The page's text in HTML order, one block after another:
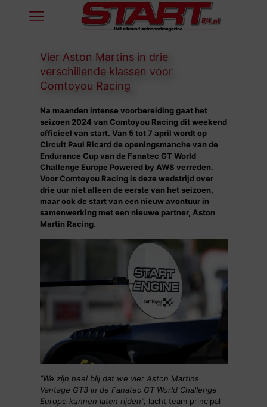
Vier Aston Martins in drie
verschillende klassen voor
Comtoyou Racing
Na maanden intense voorbereiding gaat het
seizoen 2024 van Comtoyou Racing dit weekend
officieel van start. Van 5 tot 7 april wordt op
Circuit Paul Ricard de openingsmanche van de
Endurance Cup van de Fanatec GT World
Challenge Europe Powered by AWS verreden.
Voor Comtoyou Racing is deze wedstrijd over
drie uur niet alleen de eerste van het seizoen,
maar ook de start van een nieuw avontuur in
samenwerking met een nieuwe partner, Aston
Martin Racing.
“We zijn heel blij dat we vier Aston Martins
Vantage GT3 in de Fanatec GT World Challenge
Europe kunnen laten rijden”, lacht team principal